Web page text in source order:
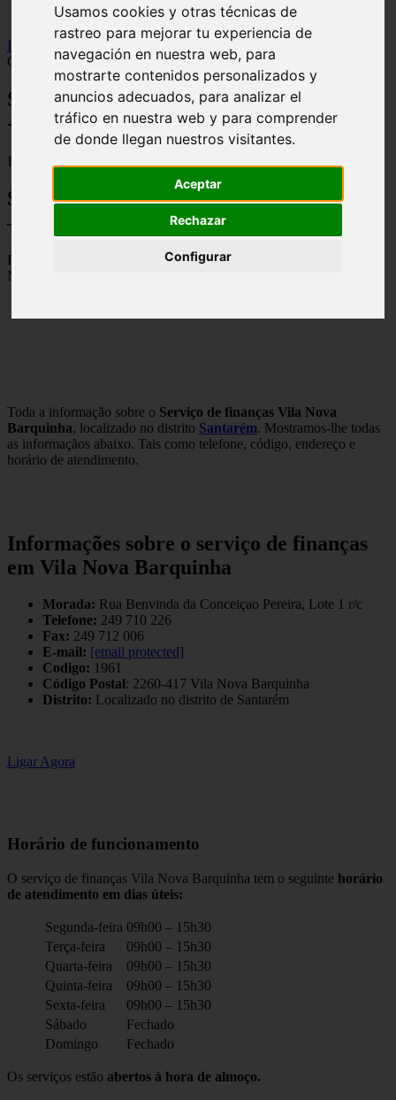
Usamos cookies y otras técnicas de
rastreo para mejorar tu experiencia de
navegación en nuestra web, para
mostrarte contenidos personalizados y
anuncios adecuados, para analizar el
tráfico en nuestra web y para comprender
de donde llegan nuestros visitantes.
Aceptar
Rechazar
Configurar
viseu
Inicio
financaspt >
Serviço de finanças Vila Nova Barquinha -
Contactos, Morada e Horarios
Serviço de finanças Vila Nova Barquinha
- Contactos, Morada e Horarios
📅 03/09/2025
Serviço de finanças Vila Nova Barquinha
– Contactos, Morada e Horarios
Rua Benvinda da Conceiçao Pereira, Lote 1 r/c, 2260-417 Vila
Nova Barquinha
Toda a informação sobre o Serviço de finanças Vila Nova
Barquinha, localizado no distrito Santarém. Mostramos-lhe todas
as informaçãos abaixo. Tais como telefone, código, endereço e
horário de atendimento.
Informações sobre o serviço de finanças
em Vila Nova Barquinha
Morada: Rua Benvinda da Conceiçao Pereira, Lote 1 r/c
Telefone: 249 710 226
Fax: 249 712 006
E-mail: [email protected]
Codigo: 1961
Código Postal: 2260-417 Vila Nova Barquinha
Distrito: Localizado no distrito de Santarém
Ligar Agora
Horário de funcionamento
O serviço de finanças Vila Nova Barquinha tem o seguinte horário
de atendimento em dias úteis:
Segunda-feira 09h00 – 15h30
Terça-feira
09h00 – 15h30
Quarta-feira
09h00 – 15h30
Quinta-feira
09h00 – 15h30
Sexta-feira
09h00 – 15h30
Sábado
Fechado
Domingo
Fechado
Os serviços estão abertos à hora de almoço.